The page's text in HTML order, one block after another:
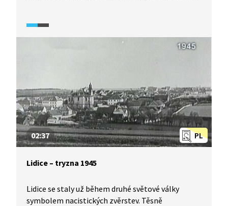
zabývá právními otázkami vyhlazení obce
a otázkou viny. Vedle toho seznamuje i s osudy
z diskusního pořadu Historie.cs (2012).
PL
02:37
Lidice – tryzna 1945
Lidice se staly už během druhé světové války
symbolem nacistických zvěrstev. Těsně